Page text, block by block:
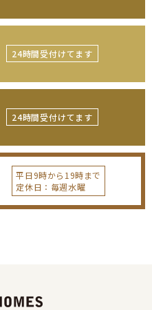
24時間受付けてます
24時間受付けてます
平日9時から19時まで
定休日：毎週水曜